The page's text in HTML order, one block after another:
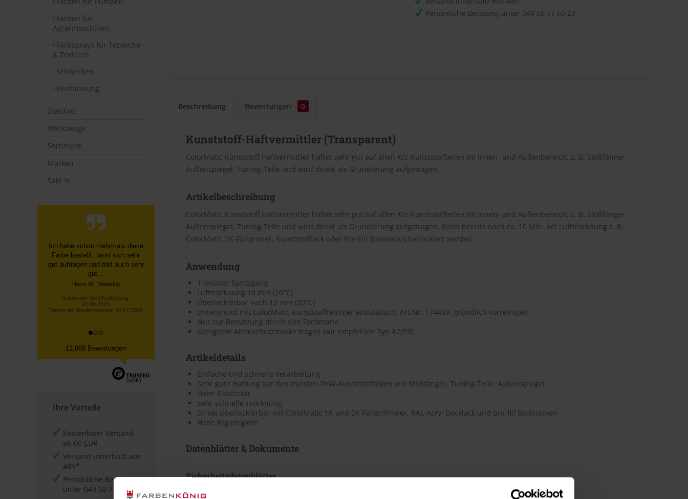
Farben für
Agrarmaschinen
Farbsprays für Teppiche
& Textilien
Schweißen
Verdünnung
Zweirad
Werkzeuge
Sortiment
Marken
Sale %
Schnelle, unkomplizierte
Bestellung über die Homepage,
schnelle Lieferung, gute
Sendungsverfolgung ...
Datum der Veröffentlichung:
07.08.2026
Datum der Kauferfahrung: 27.07.2026
12,668 Bewertungen
Ihre Vorteile
Kostenloser Versand
ab 60 EUR
Versand innerhalb von
48h*
Persönliche Beratung
unter 040 60 77 65 23
Persönliche Beratung unter 040 60 77 65 23
Beschreibung Bewertungen 0
Kunststoff-Haftvermittler (Transparent)
ColorMatic Kunststoff Haftvermittler haftet sehr gut auf allen Kfz-Kunststoffteilen im Innen- und Außenbereich, z. B. Stoßfänger,
Außenspiegel, Tuning-Teile und wird direkt als Grundierung aufgetragen.
Artikelbeschreibung
ColorMatic Kunststoff Haftvermittler haftet sehr gut auf allen Kfz-Kunststoffteilen im Innen- und Außenbereich, z. B. Stoßfänger,
Außenspiegel, Tuning-Teile und wird direkt als Grundierung aufgetragen. Kann bereits nach ca. 10 Min. bei Lufttrocknung z. B.
ColorMatic 1K-Füllprimer, Kunststofflack oder Pre-Fill Basislack überlackiert werden.
Anwendung
1 leichter Spritzgang
Lufttrocknung 10 min (20°C)
Überlackierbar nach 10 min (20°C)
Untergrund mit ColorMatic Kunststoffreiniger antistatisch, Art.Nr. 174469, gründlich vorreinigen
Nur zur Benutzung durch den Fachmann
Geeignete Atemschutzmaske tragen (wir empfehlen Typ A2/P3)
Artikeldetails
Einfache und schnelle Verarbeitung
Sehr gute Haftung auf den meisten PKW-Kunststoffteilen wie Stoßfänger, Tuning-Teile, Außenspiegel
Hohe Elastizität
Sehr schnelle Trocknung
Direkt überlackierbar mit ColorMatic 1K und 2K Füller/Primer, RAL-Acryl Decklack und pre-fill Basislacken
Hohe Ergiebigkeit
Datenblätter & Dokumente
Sicherheitsdatenblätter
⤓Sicherheitsdatenblatt (PDF)